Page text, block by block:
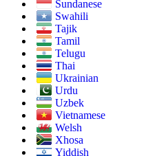
Sundanese
Swahili
Tajik
Tamil
Telugu
Thai
Ukrainian
Urdu
Uzbek
Vietnamese
Welsh
Xhosa
Yiddish